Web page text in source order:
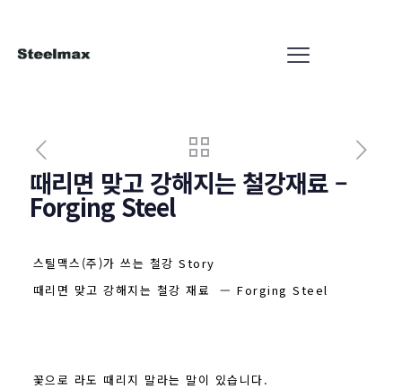
때리면 맞고 강해지는 철강재료 –
Forging Steel
스틸맥스(주)가 쓰는 철강 Story
때리면 맞고 강해지는 철강 재료 — Forging Steel
꽃으로 라도 때리지 말라는 말이 있습니다.